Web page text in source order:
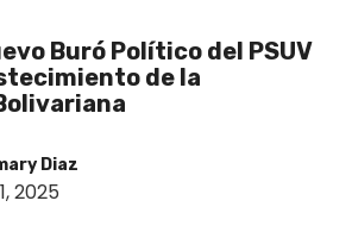
Buró Político del PSUV
de la
Diaz
2025